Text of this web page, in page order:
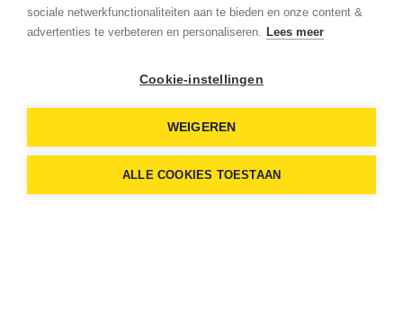
99979997
tevreden klanten sinds 1997
sociale netwerkfunctionaliteiten aan te bieden en onze content &
advertenties te verbeteren en personaliseren. Lees meer
Cookie-instellingen
WEIGEREN
ALLE COOKIES TOESTAAN